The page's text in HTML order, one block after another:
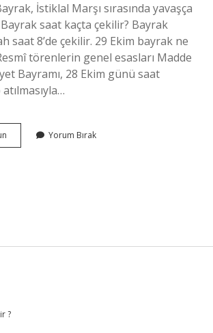
İstiklal Marşı sırasında yavaşça
saat kaçta çekilir? Bayrak
saat 8’de çekilir. 29 Ekim bayrak ne
törenlerin genel esasları Madde
Bayramı, 28 Ekim günü saat
Bayraklar
Saat
Yorum Bırak
?